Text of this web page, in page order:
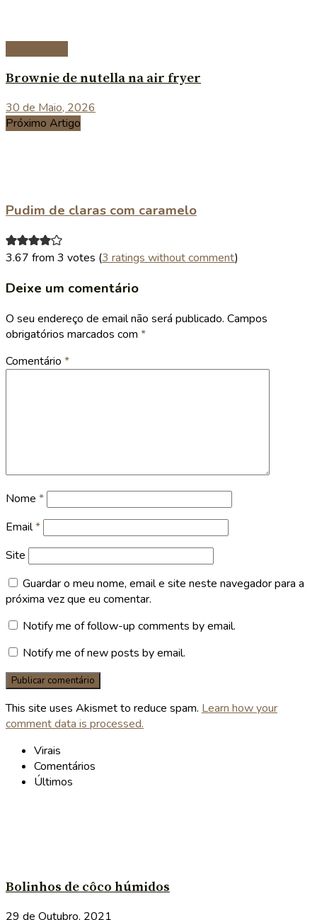
Brownie de nutella na air fryer
30 de Maio, 2026
Próximo Artigo
Pudim de claras com caramelo
3.67 from 3 votes (3 ratings without comment)
Deixe um comentário
O seu endereço de email não será publicado. Campos
obrigatórios marcados com *
Comentário *
Nome *
Email*
Site
Guardar o meu nome, email e site neste navegador para a
próxima vez que eu comentar.
Notify me of follow-up comments by email.
Notify me of new posts by email.
This site uses Akismet to reduce spam. Learn how your
comment data is processed.
Virais
Comentários
Últimos
Bolinhos de côco húmidos
29 de Outubro, 2021